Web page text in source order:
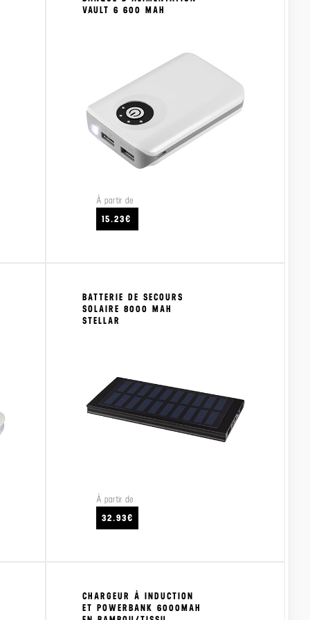
VOIR LE PRODUIT
VAULT 6 600 MAH
À partir de
15.23€
VOIR LE PRODUIT
BATTERIE DE SECOURS
SOLAIRE 8000 MAH
STELLAR
À partir de
32.93€
CHARGEUR À INDUCTION
ET POWERBANK 6000MAH